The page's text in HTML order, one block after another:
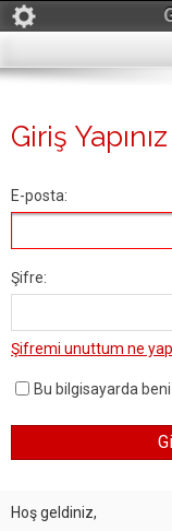
Giriş Yapınız
E-posta:
Şifre:
Şifremi unuttum ne
Bu bilgisayarda beni
Hoş geldiniz,